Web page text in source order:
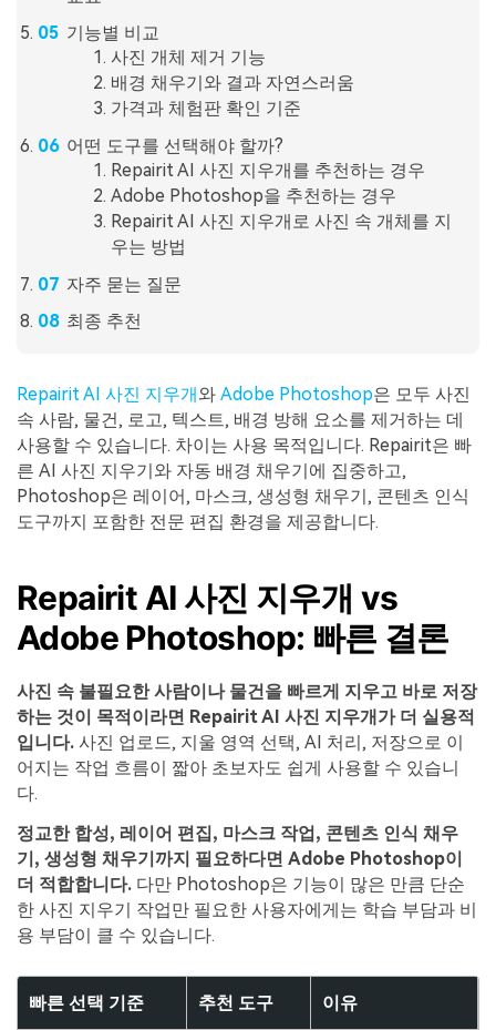
기능별 비교
사진 개체 제거 기능
배경 채우기와 결과 자연스러움
가격과 체험판 확인 기준
어떤 도구를 선택해야 할까?
Repairit AI 사진 지우개를 추천하는 경우
Adobe Photoshop을 추천하는 경우
Repairit AI 사진 지우개로 사진 속 개체를 지
우는 방법
자주 묻는 질문
최종 추천
Repairit AI 사진 지우개 와 Adobe Photoshop은 모두 사진
속 사람, 물건, 로고, 텍스트, 배경 방해 요소를 제거하는 데
사용할 수 있습니다. 차이는 사용 목적입니다. Repairit은 빠
른 AI 사진 지우기와 자동 배경 채우기에 집중하고,
Photoshop은 레이어, 마스크, 생성형 채우기, 콘텐츠 인식
도구까지 포함한 전문 편집 환경을 제공합니다.
Repairit AI 사진 지우개 vs
Adobe Photoshop: 빠른 결론
사진 속 불필요한 사람이나 물건을 빠르게 지우고 바로 저장
하는 것이 목적이라면 Repairit AI 사진 지우개가 더 실용적
입니다. 사진 업로드, 지울 영역 선택, AI 처리, 저장으로 이
어지는 작업 흐름이 짧아 초보자도 쉽게 사용할 수 있습니
다.
정교한 합성, 레이어 편집, 마스크 작업, 콘텐츠 인식 채우
기, 생성형 채우기까지 필요하다면 Adobe Photoshop이
더 적합합니다. 다만 Photoshop은 기능이 많은 만큼 단순
한 사진 지우기 작업만 필요한 사용자에게는 학습 부담과 비
용 부담이 클 수 있습니다.
빠른 선택 기준 추천 도구 이유